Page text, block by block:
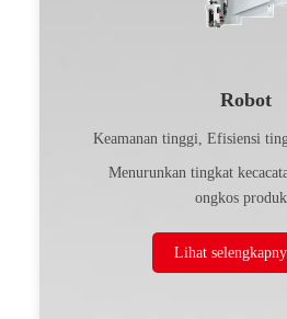
Robot
Keamanan tinggi, Efisiensi
Menurunkan tingkat
ongkos
Lihat